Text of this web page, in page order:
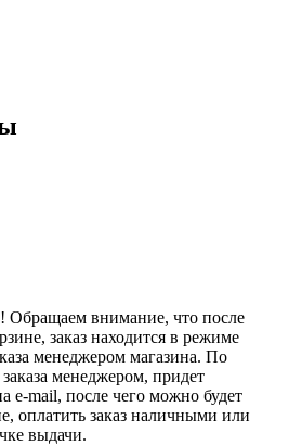
Обращаем внимание, что после
заказ находится в режиме
менеджером магазина. По
менеджером, придет
e-mail, после чего можно будет
оплатить заказ наличными или
выдачи.